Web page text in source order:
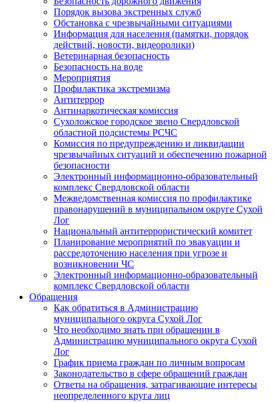
Порядок вызова экстренных служб
Обстановка с чрезвычайными ситуациями
Информация для населения (памятки, порядок
действий, новости, видеоролики)
Ветеринарная безопасность
Безопасность на воде
Мероприятия
Профилактика экстремизма
Антитеррор
Антинаркотическая комиссия
Сухоложское городское звено Свердловской
областной подсистемы РСЧС
Комиссия по предупреждению и ликвидации
чрезвычайных ситуаций и обеспечению пожарной
безопасности
Электронный информационно-образовательный
комплекс Cвердловской области
Межведомственная комиссия по профилактике
правонарушений в муниципальном округе Сухой
Лог
Национальный антитеррористический комитет
Планирование мероприятий по эвакуации и
рассредоточению населения при угрозе и
возникновении ЧС
Электронный информационно-образовательный
комплекс Свердловской области
Обращения
Как обратиться в Администрацию
муниципального округа Сухой Лог
Что необходимо знать при обращении в
Администрацию муниципального округа Сухой
Лог
График приема граждан по личным вопросам
Законодательство в сфере обращений граждан
Ответы на обращения, затрагивающие интересы
неопределенного круга лиц